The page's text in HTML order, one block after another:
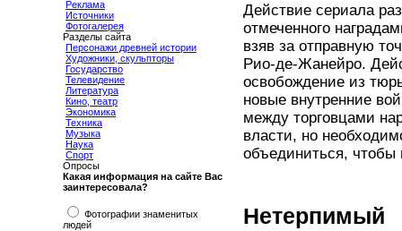
Реклама
Источники
Фотогалерея
Разделы сайта
Персонажи древней истории
Художники, скульпторы
Государство
Телевидение
Литература
Кино, театр
Экономика
Техника
Музыка
Наука
Спорт
Опросы
Какая информация на сайте Вас
заинтересовала?
Фотографии знаменитых
людей
Действие сериала
отмеченного
взяв за отправную
Рио-де-Жанейро.
освобождение из
новые внутренние
между торговцами
власти, но
объединиться, чтобы
Нетерпимый